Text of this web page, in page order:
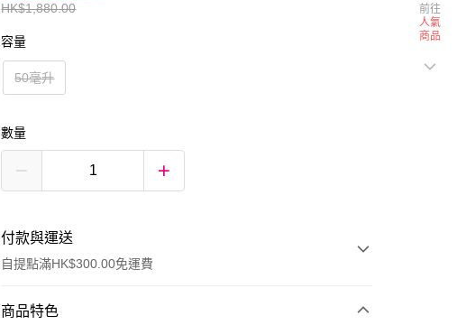
HK$1,880.00
容量
50毫升
數量
付款與運送
自提點滿HK$300.00免運費
付款方式
商品特色
前往
人氣
商品